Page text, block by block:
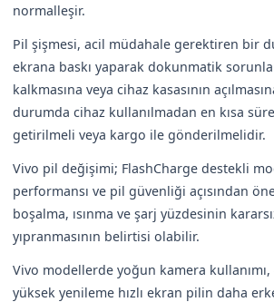
normalleşir.
Pil şişmesi, acil müdahale gerektiren bir
ekrana baskı yaparak dokunmatik
kalkmasına veya cihaz kasasının
durumda cihaz kullanılmadan en kısa
getirilmeli veya kargo ile gönderilmelidir.
Vivo pil değişimi; FlashCharge destekli
performansı ve pil güvenliği açısından
boşalma, ısınma ve şarj yüzdesinin
yıpranmasının belirtisi olabilir.
Vivo modellerde yoğun kamera
yüksek yenileme hızlı ekran pilin daha